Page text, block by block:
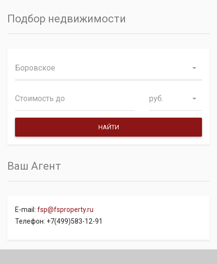
Подбор недвижимости
Боровское
руб.
Ваш Агент
E-mail: fsp@fsproperty.ru
Телефон: +7(499)583-12-91